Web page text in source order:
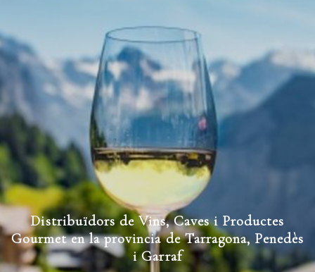
Distribuïdors de Vins, Caves i Productes
Gourmet en la provincia de Tarragona, Penedès
i Garraf